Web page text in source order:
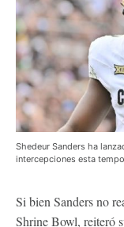
Shedeur Sanders ha
intercepciones esta
Si bien Sanders no
Shrine Bowl, reiteró